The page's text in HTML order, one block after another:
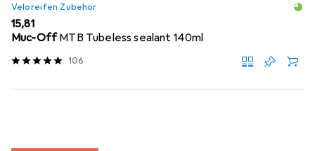
Veloreifen Zubehör
EUR
15,81
Muc-OffMTB Tubeless sealant 140ml
106